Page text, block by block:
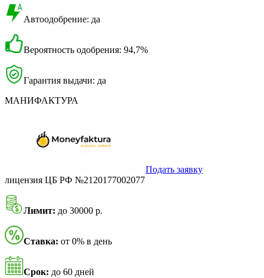
Автоодобрение: да
Вероятность одобрения: 94,7%
Гарантия выдачи: да
МАНИФАКТУРА
Подать заявку
лицензия ЦБ РФ №2120177002077
Лимит: до 30000 р.
Ставка: от 0% в день
Срок: до 60 дней